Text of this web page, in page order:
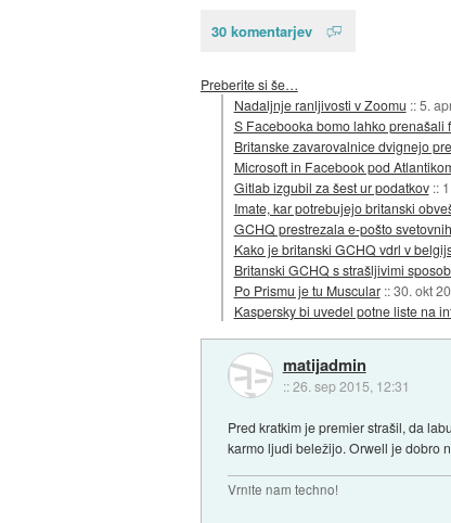
30 komentarjev
Preberite si še…
Nadaljnje ranljivosti v Zoomu ::5.
S Facebooka bomo lahko prenašali
Britanske zavarovalnice dvignejo
Microsoft in Facebook pod
Gitlab izgubil za šest ur podatkov ::
Imate, kar potrebujejo britanski
GCHQ prestrezala e-pošto
Kako je britanski GCHQ vdrl v
Britanski GCHQ s strašljivimi
Po Prismu je tu Muscular ::30. okt
Kaspersky bi uvedel potne liste na
matijadmin
::26. sep 2015, 12:31
Pred kratkim je premier strašil, da
karmo ljudi beležijo. Orwell je dobro
Vrnite nam techno!